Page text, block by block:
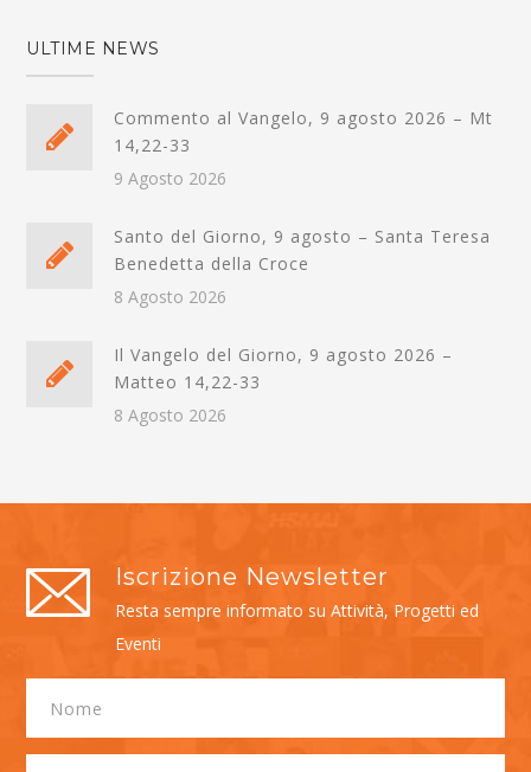
ULTIME NEWS
Commento al Vangelo, 9 agosto 2026 – Mt
14,22-33
9 Agosto 2026
Santo del Giorno, 9 agosto – Santa Teresa
Benedetta della Croce
8 Agosto 2026
Il Vangelo del Giorno, 9 agosto 2026 –
Matteo 14,22-33
8 Agosto 2026
Iscrizione Newsletter
Resta sempre informato su Attività, Progetti ed
Eventi